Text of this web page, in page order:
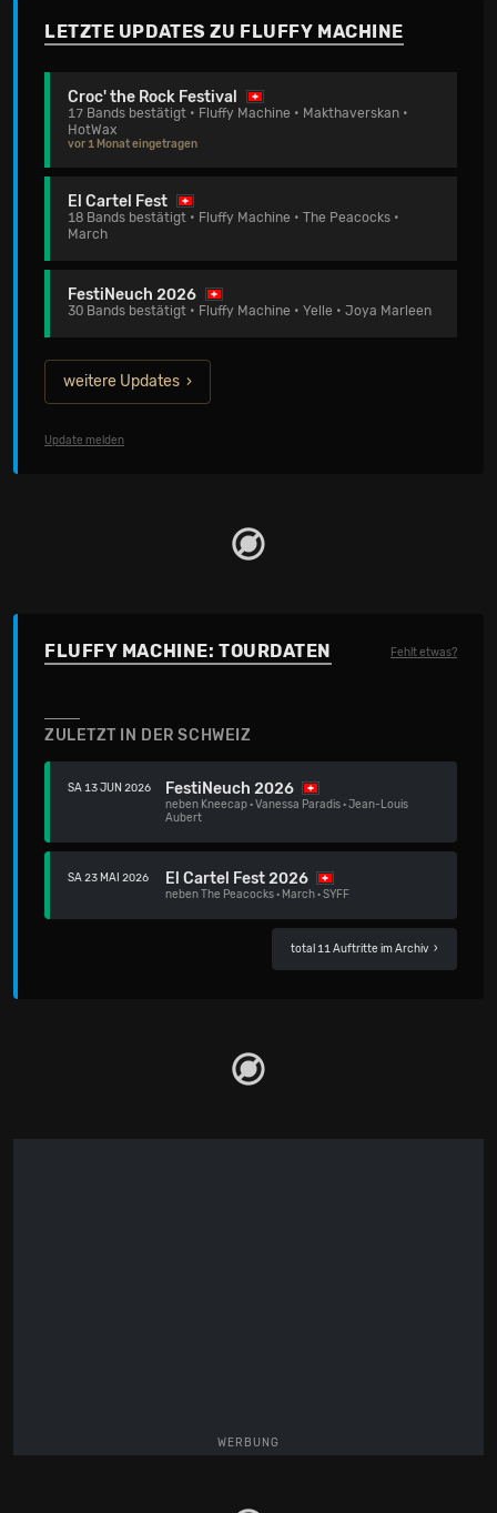
LETZTE UPDATES ZU FLUFFY MACHINE
Croc' the Rock Festival
17 Bands bestätigt • Fluffy Machine • Makthaverskan •
HotWax
vor 1 Monat eingetragen
El Cartel Fest
18 Bands bestätigt • Fluffy Machine • The Peacocks •
March
FestiNeuch 2026
30 Bands bestätigt • Fluffy Machine • Yelle • Joya Marleen
weitere Updates
Update melden
FLUFFY MACHINE: TOURDATEN Fehlt etwas?
ZULETZT IN DER SCHWEIZ
SA 13 JUN 2026 FestiNeuch 2026
neben Kneecap·Vanessa Paradis·Jean-Louis
Aubert
SA 23 MAI 2026 El Cartel Fest 2026
nebenThe Peacocks· March·SYFF
total 11 Auftritte im Archiv ›
WERBUNG